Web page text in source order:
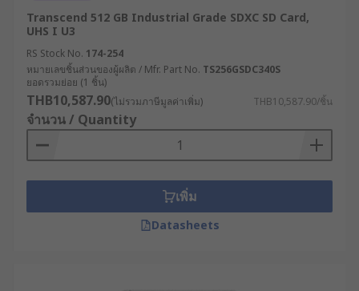
กะทัดรัดแต่รองรับความจุสูงและความเร็วในการ
ผู้ใช้สามารถเลือกความจุได้ตั้งแต่ Micro SD Card
32GB ราคาเหมาะสมกับงานทั่วไป ไปจนถึง SD Card
64GB หรือ SD Card 128GB ราคาดีสำหรับผู้ที่ต้องการ
จัดเก็บไฟล์จำนวนมาก เช่น วิดีโอความละเอียดสูงหรือ
ไฟล์งานขนาดใหญ่ โดย SD Card แต่ละรุ่นจะมีราคา
บันทึกข้อมูล โดยรุ่นอุตสาหกรรม (Industrial-Grade
SD Card) จะมีคุณสมบัติพิเศษเพิ่มเติม เช่น ช่วง
อุณหภูมิการทำงานที่กว้างขึ้น รองรับการเขียนข้อมูล
Transcend 512 GB Industrial Grade SDXC SD Card,
UHS I U3
RS Stock No. 174-254
หมายเลขชิ้นส่วนของผู้ผลิต / Mfr. Part No. TS256GSDC340S
ยอดรวมย่อย (1 ชิ้น)
THB10,587.90(ไม่รวมภาษีมูลค่าเพิ่ม) THB10,587.90/ชิ้น
จำนวน / Quantity
เพิ่ม
Datasheets